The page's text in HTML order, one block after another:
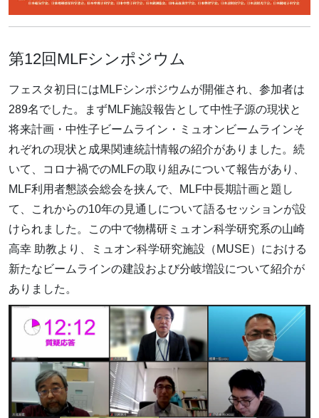
第12回MLFシンポジウム
フェスタ初日にはMLFシンポジウムが開催され、参加者は
289名でした。まずMLF施設報告として中性子源の現状と
将来計画・中性子ビームライン・ミュオンビームラインそ
れぞれの現状と成果関連統計情報の紹介がありました。続
いて、コロナ禍でのMLFの取り組みについて報告があり、
MLF利用者懇談会総会を挟んで、MLF中長期計画と題し
て、これからの10年の見通しについて語るセッションが設
けられました。この中で物構研ミュオン科学研究系の山崎
高幸 助教より、ミュオン科学研究施設（MUSE）における
新たなビームラインの建設および分岐増設について紹介が
ありました。